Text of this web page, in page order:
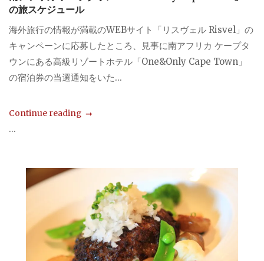
の旅スケジュール
海外旅行の情報が満載のWEBサイト「リスヴェル Risvel」の
キャンペーンに応募したところ、見事に南アフリカ ケープタ
ウンにある高級リゾートホテル「One&Only Cape Town」
の宿泊券の当選通知をいた...
Continue reading
...